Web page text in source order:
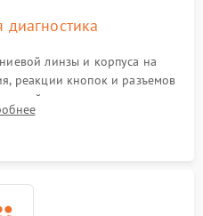
диагностика
линзы и корпуса на
реакции кнопок и разъемов
сигнатуры на экран,
и считывание системных